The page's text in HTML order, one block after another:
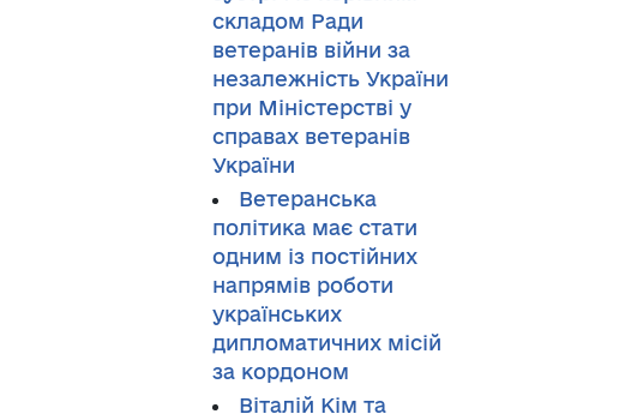
складом Ради
ветеранів війни за
незалежність України
при Міністерстві у
справах ветеранів
України
Ветеранська
політика має стати
одним із постійних
напрямів роботи
українських
дипломатичних місій
за кордоном
Віталій Кім та